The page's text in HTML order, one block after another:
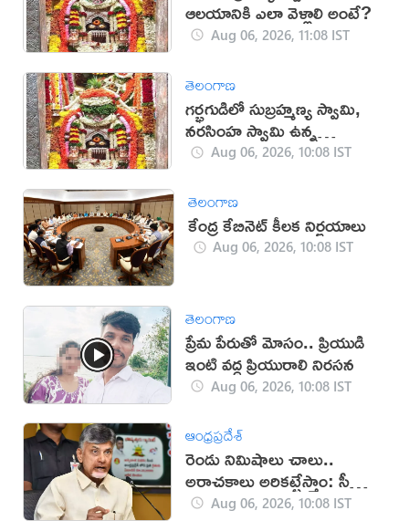
ఆలయానికి ఎలా వెళ్లాలి అంటే?
Aug 06, 2026, 11:08 IST
తెలంగాణ
గర్భగుడిలో సుబ్రహ్మణ్య స్వామి,
నరసింహ స్వామి ఉన్న
దేవాలయం ఇదే
Aug 06, 2026, 10:08 IST
తెలంగాణ
కేంద్ర కేబినెట్ కీలక నిర్ణయాలు
Aug 06, 2026, 10:08 IST
తెలంగాణ
ప్రేమ పేరుతో మోసం.. ప్రియుడి
ఇంటి వద్ద ప్రియురాలి నిరసన
Aug 06, 2026, 10:08 IST
ఆంధ్రప్రదేశ్
రెండు నిమిషాలు చాలు..
అరాచకాలు అరికట్టేస్తాం: సీఎం
చంద్రబాబు
Aug 06, 2026, 10:08 IST